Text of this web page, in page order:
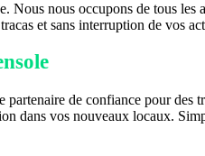
nous occupons de tous
et sans interruption de vos
de confiance pour
dans vos nouveaux locaux.